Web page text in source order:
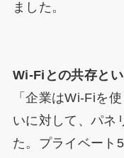
ました。
Wi-Fiとの共存と
「企業はWi-Fiを
いに対して、パネ
た。プライベート